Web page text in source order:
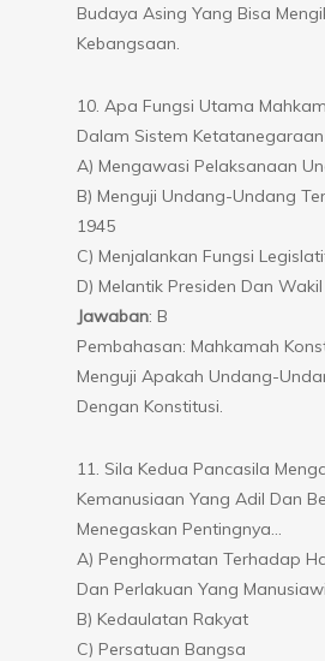
Budaya Asing Yang Bisa
Kebangsaan.
10. Apa Fungsi Utama
Dalam Sistem
A) Mengawasi Pelaksanaan
B) Menguji Undang-Undang
1945
C) Menjalankan Fungsi
D) Melantik Presiden Dan
Jawaban: B
Pembahasan: Mahkamah
Menguji Apakah Undang-
Dengan Konstitusi.
11. Sila Kedua Pancasila
Kemanusiaan Yang Adil Dan
Menegaskan Pentingnya…
A) Penghormatan Terhadap
Dan Perlakuan Yang Manusiawi
B) Kedaulatan Rakyat
C) Persatuan Bangsa